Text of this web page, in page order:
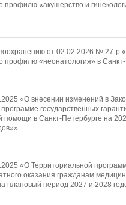
«акушерство и
от 02.02.2026 № 27-р
профилю «неонатология» в
«О внесении изменений в
государственных
помощи в Санкт-Петербурге на
«О Территориальной
оказания гражданам
плановый период 2027 и 2028